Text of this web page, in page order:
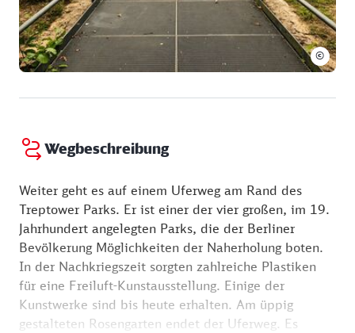
©
Wegbeschreibung
Weiter geht es auf einem Uferweg am Rand des
Treptower Parks. Er ist einer der vier großen, im 19.
Jahrhundert angelegten Parks, die der Berliner
Bevölkerung Möglichkeiten der Naherholung boten.
In der Nachkriegszeit sorgten zahlreiche Plastiken
für eine Freiluft-Kunstausstellung. Einige der
Kunstwerke sind bis heute erhalten. Am üppig
gestalteten Rosengarten endet der Uferweg. Es